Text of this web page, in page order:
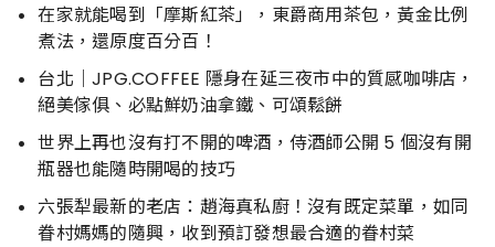
在家就能喝到「摩斯紅茶」，東爵商用茶包，黃金比例
煮法，還原度百分百！
台北｜JPG.COFFEE 隱身在延三夜市中的質感咖啡店，
絕美傢俱、必點鮮奶油拿鐵、可頌鬆餅
世界上再也沒有打不開的啤酒，侍酒師公開 5 個沒有開
瓶器也能隨時開喝的技巧
六張犁最新的老店：趙海真私廚！沒有既定菜單，如同
眷村媽媽的隨興，收到預訂發想最合適的眷村菜